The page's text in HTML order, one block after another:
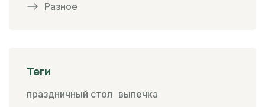
Разное
Теги
праздничный стол выпечка